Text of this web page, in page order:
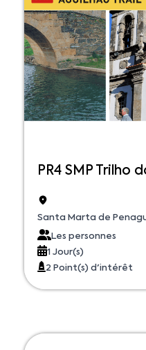
PR4 SMP Trilho
Santa Marta de
Les personnes
1 Jour(s)
2 Point(s) d'intérêt